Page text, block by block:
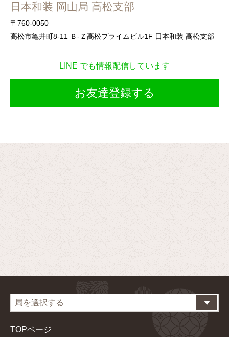
日本和装 岡山局 高松支部
〒760-0050
高松市亀井町8-11 Ｂ-Ｚ高松プライムビル1F 日本和装 高松支部
LINE でも情報配信しています
お友達登録する
TOPページ